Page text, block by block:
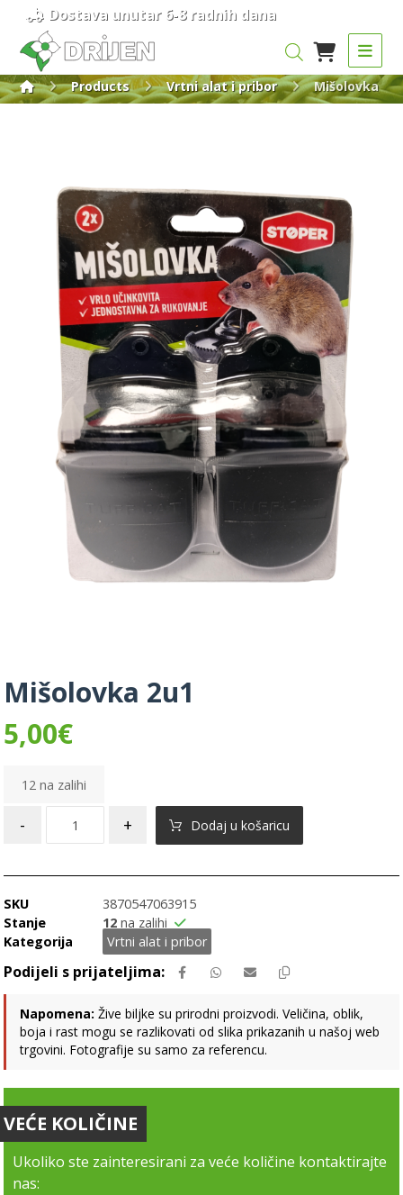
Dostava unutar 6-8 radnih dana
Products Vrtni alat i pribor Mišolovka
Mišolovka 2u1
5,00€
12 na zalihi
- + Dodaj u košaricu
SKU
3870547063915
Stanje
12 na zalihi
Kategorija
Vrtni alat i pribor
Napomena: Žive biljke su prirodni proizvodi. Veličina, oblik,
boja i rast mogu se razlikovati od slika prikazanih u našoj web
trgovini. Fotografije su samo za referencu.
VEĆE KOLIČINE
Ukoliko ste zainteresirani za veće količine kontaktirajte
nas: